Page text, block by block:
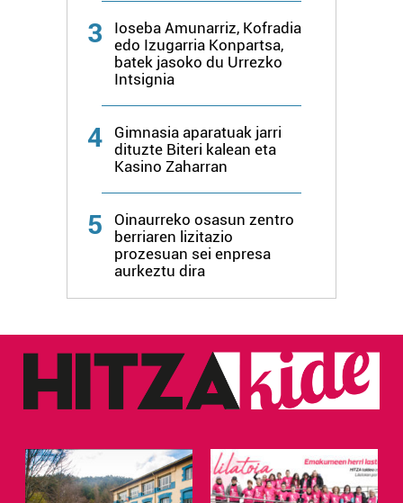
erabiltzen dituen hauta dezakezu.
Bazkide batzuek ez dizute baimenik eskatzen, eta beren
duten interes legitimoa eta horren aurka nola egin
dezakezun ikusteko.
buruzko informazio gehiago eta ezarri zure lehentasunak
datuen atalean. Edozein unetan alda edo ken dezakezu
zure baimena Cookieen adierazpenean.
fitxategiak erabiltzen ditu. Zure esperientzia eta
zerbitzuak hobetzeko asmoz, cookie teknologiaz
baliatzen gara. Ohar hau onartuz gero, teknologia hori
erabiltzeko baimen esplizitua ematen diguzu.Gehiago
3
Ioseba Amunarriz, Kofradia
edo Izugarria Konpartsa,
batek jasoko du Urrezko
Intsignia
4
Gimnasia aparatuak jarri
dituzte Biteri kalean eta
Kasino Zaharran
5
Oinaurreko osasun zentro
berriaren lizitazio
prozesuan sei enpresa
aurkeztu dira